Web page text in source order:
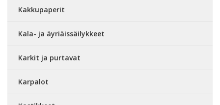
Kakkupaperit
Kala- ja äyriäissäilykkeet
Karkit ja purtavat
Karpalot